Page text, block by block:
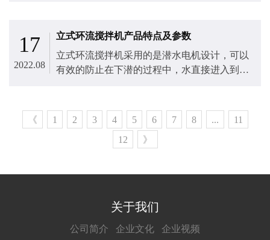
17
2022.08
立式环流搅拌机产品特点及参数
立式环流搅拌机​采用的是潜水电机设计，可以
有效的防止在下潜的过程中，水直接进入到电
却快，深度深等特点。
《 1 2 3 4 5 6 7 8 ...
11
12
》
关于我们
公司简介 企业文化 企业视频